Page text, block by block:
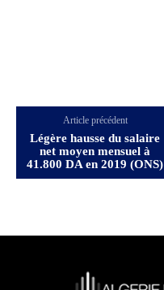
Article précédent
Légère hausse du salaire
net moyen mensuel à
41.800 DA en 2019 (ONS)